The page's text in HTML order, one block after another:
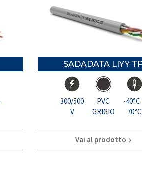
SADADATA LIYY
300/500
V
PVC
GRIGIO
-40°C
70°C
Vai al prodotto